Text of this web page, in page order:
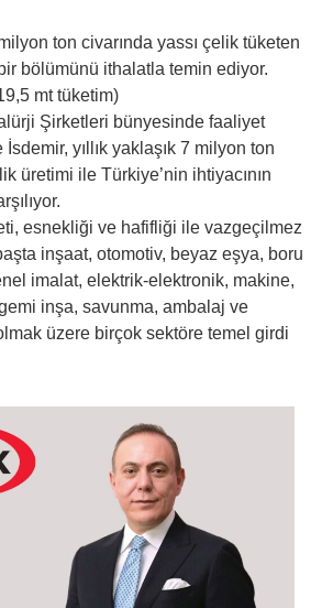
ton civarında yassı çelik tüketen
bölümünü ithalatla temin ediyor.
mt tüketim)
Şirketleri bünyesinde faaliyet
yıllık yaklaşık 7 milyon ton
üretimi ile Türkiye’nin ihtiyacının
esnekliği ve hafifliği ile vazgeçilmez
inşaat, otomotiv, beyaz eşya, boru
imalat, elektrik-elektronik, makine,
inşa, savunma, ambalaj ve
üzere birçok sektöre temel girdi